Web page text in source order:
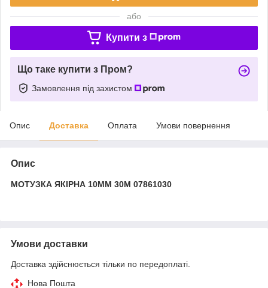
або
Купити з
Що таке купити з Пром?
Замовлення під захистом
Опис Доставка Оплата Умови повернення
Опис
МОТУЗКА ЯКІРНА 10ММ 30М 07861030
Умови доставки
Доставка здійснюється тільки по передоплаті.
Нова Пошта